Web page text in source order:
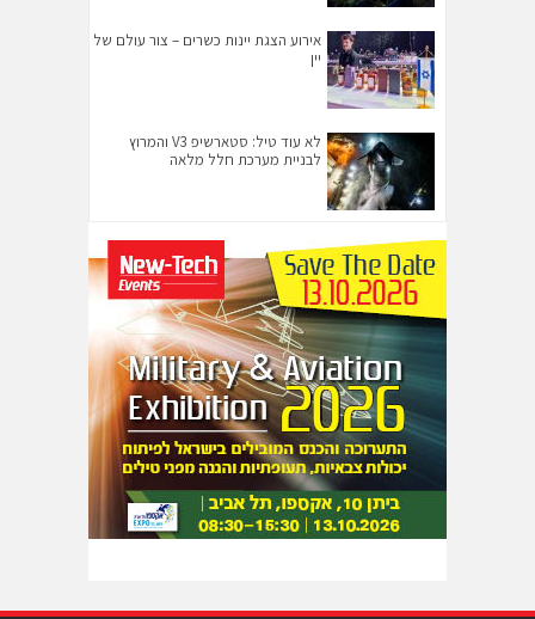
אירוע הצגת יינות כשרים – צור עולם של
יין
לא עוד טיל: סטארשיפ V3 והמרוץ
לבניית מערכת חלל מלאה